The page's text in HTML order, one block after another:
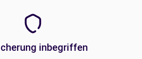
inbegriffen